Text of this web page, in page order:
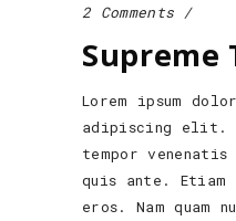
2 Comments
Supreme
Lorem ipsum
adipiscing elit.
tempor
quis ante.
eros. Nam quam